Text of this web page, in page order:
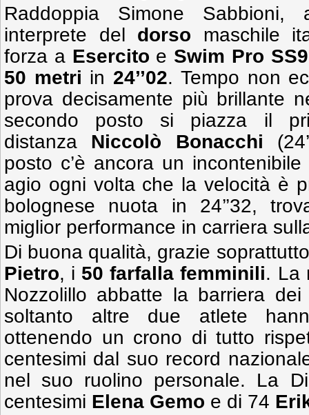
Raddoppia Simone Sabbioni,
interprete del dorso maschile
forza a Esercito e Swim Pro SS9
50 metri in 24’’02. Tempo non
prova decisamente più brillante
secondo posto si piazza il
distanza Niccolò Bonacchi
posto c’è ancora un incontenibile
agio ogni volta che la velocità è
bolognese nuota in 24’’32,
miglior performance in carriera
Di buona qualità, grazie
Pietro, i 50 farfalla femminili. La
Nozzolillo abbatte la barriera
soltanto altre due atlete
ottenendo un crono di tutto
centesimi dal suo record
nel suo ruolino personale. La
centesimi Elena Gemo e di 74